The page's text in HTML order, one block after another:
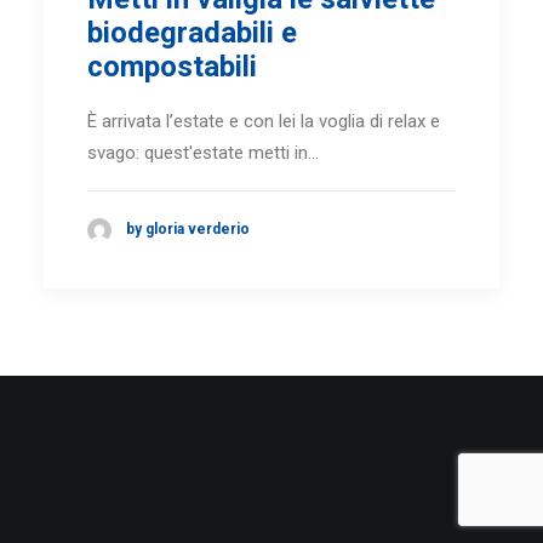
biodegradabili e
compostabili
È arrivata l’estate e con lei la voglia di relax e
svago: quest'estate metti in…
by gloria verderio